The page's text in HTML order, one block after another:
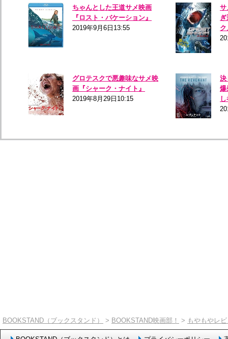
ちゃんとした王道サメ映画
『ロスト・バケーション』
2019年9月6日13:55
サ
ク
グロテスクで悪趣味なサメ映
画『シャーク・ナイト』
2019年8月29日10:15
決
爆
BOOKSTAND（ブックスタンド） > BOOKSTAND映画部！ > もやもやレ